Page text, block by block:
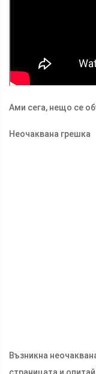
Ами сега, нещо се
Неочаквана грешка
Възникна